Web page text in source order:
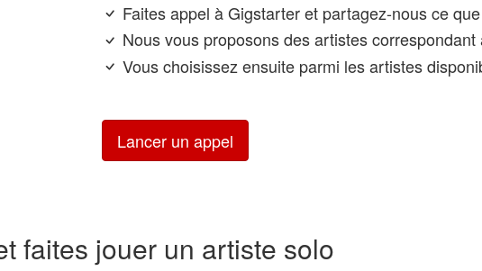
Faites appel à Gigstarter et partagez-nous ce
Nous vous proposons des artistes correspondant
Vous choisissez ensuite parmi les artistes
Lancer un appel
faites jouer un artiste solo